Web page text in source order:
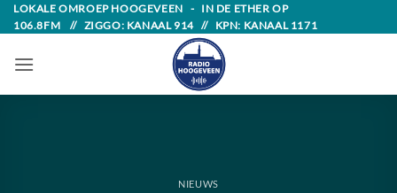
Skip
to
content
LOKALE OMROEP HOOGEVEEN - IN DE ETHER OP
106.8FM // ZIGGO: KANAAL 914 // KPN: KANAAL 1171
NIEUWS